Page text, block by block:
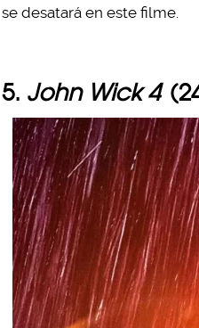
se desatará en este filme.
5. John Wick 4